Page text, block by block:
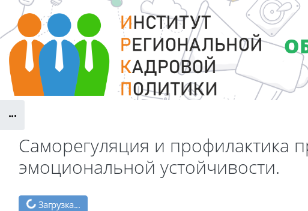
Перейти к основному содержанию
Саморегуляция и профилактика
эмоциональной устойчивости.
Блоки
Загрузка...